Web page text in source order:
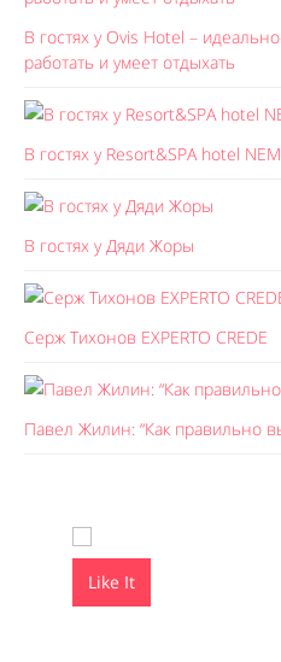
В гостях у Ovis Hotel –
работать и умеет отдыхать
В гостях у Resort&SPA hotel
В гостях у Дяди Жоры
Серж Тихонов EXPERTO CREDE
Павел Жилин: “Как правильно
Like It